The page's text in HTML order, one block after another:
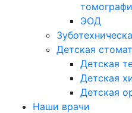
ЭОД
Детская
Детская
Детская
Детская
Наши врачи